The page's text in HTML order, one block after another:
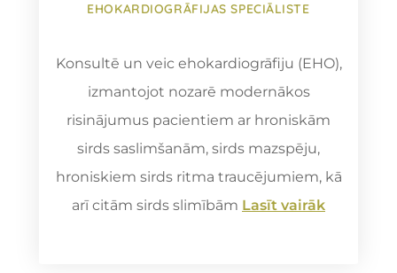
EHOKARDIOGRĀFIJAS SPECIĀLISTE
Konsultē un veic ehokardiogrāfiju (EHO),
izmantojot nozarē modernākos
risinājumus pacientiem ar hroniskām
sirds saslimšanām, sirds mazspēju,
hroniskiem sirds ritma traucējumiem, kā
arī citām sirds slimībām Lasīt vairāk